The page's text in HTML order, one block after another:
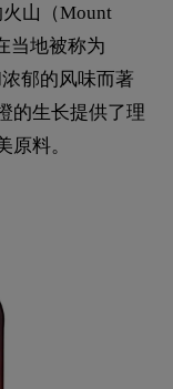
山（Mount
当地被称为
郁的风味而著
的生长提供了理
料。